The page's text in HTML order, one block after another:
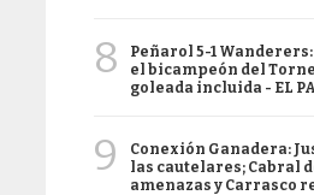
8
Peñarol 5-1
el bicampeón del
goleada incluida - EL
9
Conexión Ganadera:
las cautelares; Cabral
amenazas y Carrasco